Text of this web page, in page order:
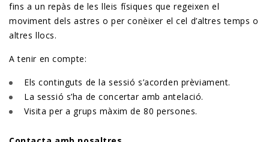
fins a un repàs de les lleis físiques que regeixen el
moviment dels astres o per conèixer el cel d’altres temps o
altres llocs.
A tenir en compte:
Els continguts de la sessió s’acorden prèviament.
La sessió s’ha de concertar amb antelació.
Visita per a grups màxim de 80 persones.